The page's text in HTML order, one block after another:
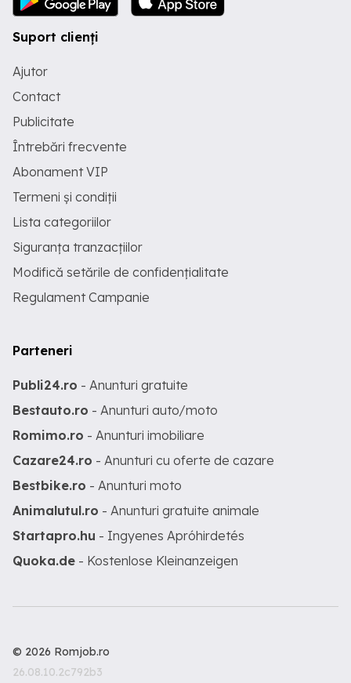
Suport clienți
Ajutor
Contact
Publicitate
Întrebări frecvente
Abonament VIP
Termeni și condiții
Lista categoriilor
Siguranța tranzacțiilor
Modifică setările de confidențialitate
Regulament Campanie
Parteneri
Publi24.ro - Anunturi gratuite
Bestauto.ro - Anunturi auto/moto
Romimo.ro - Anunturi imobiliare
Cazare24.ro - Anunturi cu oferte de cazare
Bestbike.ro - Anunturi moto
Animalutul.ro - Anunturi gratuite animale
Startapro.hu - Ingyenes Apróhirdetés
Quoka.de - Kostenlose Kleinanzeigen
© 2026 Romjob.ro
26.08.10.2c792b3